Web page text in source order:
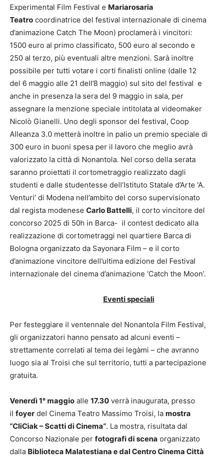
Experimental Film Festival e Mariarosaria
Teatro coordinatrice del festival internazionale di cinema
d’animazione Catch The Moon) proclamerà i vincitori:
1500 euro al primo classificato, 500 euro al secondo e
250 al terzo, più eventuali altre menzioni. Sarà inoltre
possibile per tutti votare i corti finalisti online (dalle 12
del 6 maggio alle 21 dell’8 maggio) sul sito del festival e
anche in presenza la sera del 9 maggio in sala, per
assegnare la menzione speciale intitolata al videomaker
Nicolò Gianelli. Uno degli sponsor del festival, Coop
Alleanza 3.0 metterà inoltre in palio un premio speciale di
300 euro in buoni spesa per il lavoro che meglio avrà
valorizzato la città di Nonantola. Nel corso della serata
saranno proiettati il cortometraggio realizzato dagli
studenti e dalle studentesse dell’Istituto Statale d’Arte ‘A.
Venturi’ di Modena nell’ambito del corso supervisionato
dal regista modenese Carlo Battelli, il corto vincitore del
concorso 2025 di 50h in Barca- il contest dedicato alla
realizzazione di cortometraggi nel quartiere Barca di
Bologna organizzato da Sayonara Film – e il corto
d’animazione vincitore dell’ultima edizione del Festival
internazionale del cinema d’animazione ‘Catch the Moon’.
Eventi speciali
Per festeggiare il ventennale del Nonantola Film Festival,
gli organizzatori hanno pensato ad alcuni eventi –
strettamente correlati al tema dei legàmi – che avranno
luogo sia al Troisi che sul territorio, tutti a partecipazione
gratuita.
Venerdì 1° maggio alle 17.30 verrà inaugurata, presso
il foyer del Cinema Teatro Massimo Troisi, la mostra
“CliCiak – Scatti di Cinema”. La mostra, risultata dal
Concorso Nazionale per fotografi di scena organizzato
dalla Biblioteca Malatestiana e dal Centro Cinema Città